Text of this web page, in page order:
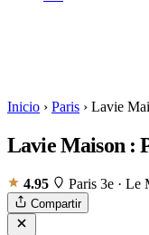
Inicio › Paris › Lavie
Lavie Maison :
4.95 Paris 3e · Le
Compartir